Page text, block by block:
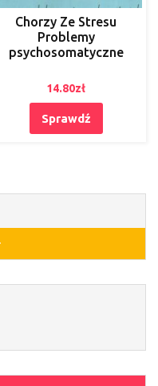
Chorzy Ze Stresu
Problemy
psychosomatyczne
14.80zł
Sprawdź